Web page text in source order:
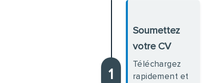
1
Soumettez
votre CV
Téléchargez
rapidement et